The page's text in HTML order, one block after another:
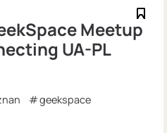
Meetup
UA-PL
geekspace